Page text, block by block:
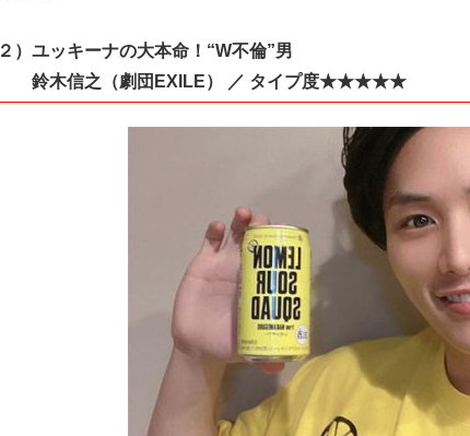
２）ユッキーナの大本命！“W不倫”男
鈴木信之（劇団EXILE） ／ タイプ度★★★★★